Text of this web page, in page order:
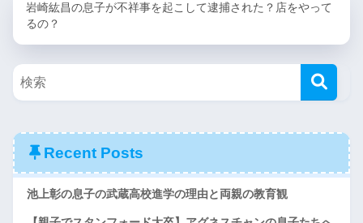
岩崎紘昌の息子が不祥事を起こして逮捕された？店をやって
るの？
Recent Posts
池上彰の息子の武蔵高校進学の理由と両親の教育観